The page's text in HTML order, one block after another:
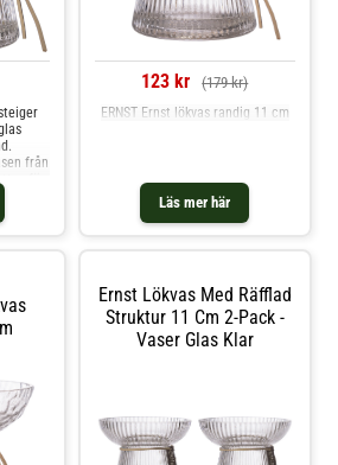
från
för
av
i
och
123 kr (179 kr)
Läs mer här
ERNST Ernst lökvas randig 11 cm
Ernst Lökvas Med Räfflad
Struktur 11 Cm 2-Pack -
Vaser Glas Klar